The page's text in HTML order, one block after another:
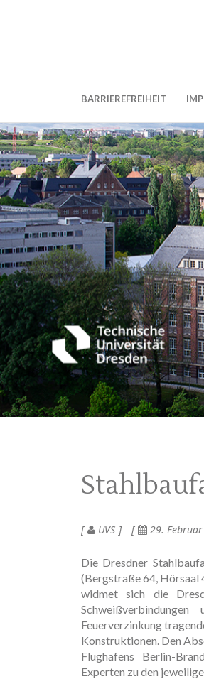
BARRIEREFREIHEIT
UVS 29.
Die Dresdner
(Bergstraße 64, Hörsaal
widmet sich die
Feuerverzinkung
Konstruktionen. Den
Flughafens Berlin-
Experten zu den